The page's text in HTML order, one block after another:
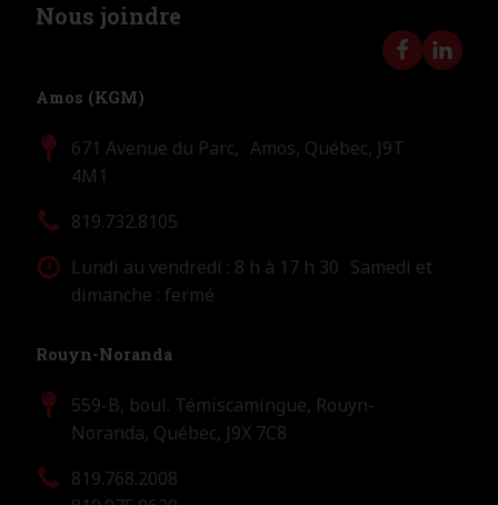
Nous joindre
Amos (KGM)
671 Avenue du Parc, Amos, Québec, J9T
4M1
819.732.8105
Lundi au vendredi : 8 h à 17 h 30 Samedi et
dimanche : fermé
Rouyn-Noranda
559-B, boul. Témiscamingue, Rouyn-
Noranda, Québec, J9X 7C8
819.768.2008